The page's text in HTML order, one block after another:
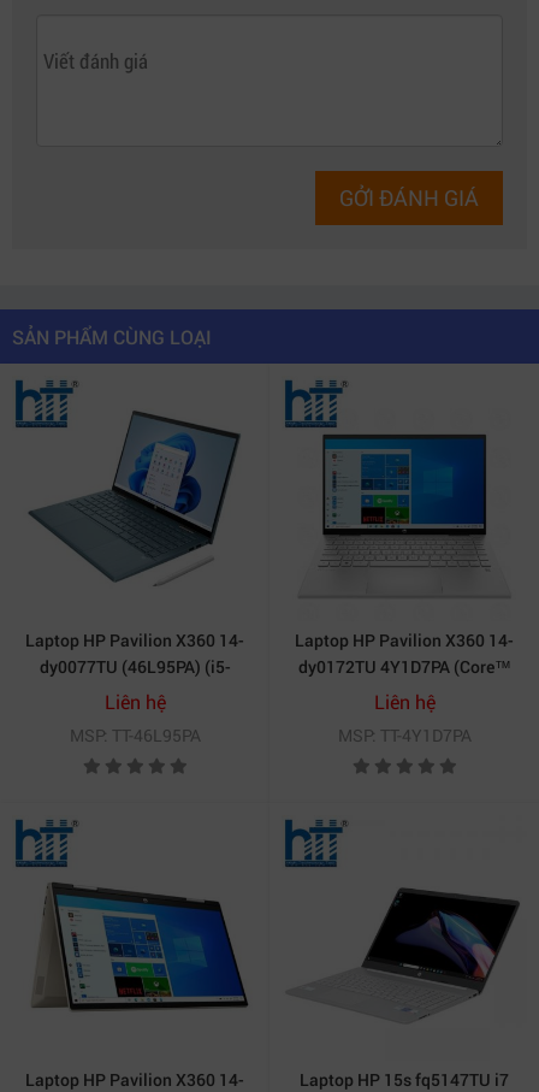
GỞI ĐÁNH GIÁ
SẢN PHẨM CÙNG LOẠI
Laptop HP Pavilion X360 14-
dy0077TU (46L95PA) (i5-
1135G7/8GB RAM/512GB
SSD/14 FHD Cảm
ứng/Bút/Win11/Xanh)
Liên hệ
MSP: TT-46L95PA
Laptop HP Pavilion X360 14-
dy0172TU 4Y1D7PA (Core™
i3-1125G4 | 4GB | 256GB | Intel
UHD Graphics | 14inch FHD |
Cảm ứng | Win 11 | Bạc)
Liên hệ
MSP: TT-4Y1D7PA
Laptop HP Pavilion X360 14-
Laptop HP 15s fq5147TU i7